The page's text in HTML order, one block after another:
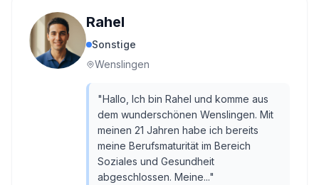
Rahel
Sonstige
Wenslingen
"Hallo, Ich bin Rahel und komme aus
dem wunderschönen Wenslingen. Mit
meinen 21 Jahren habe ich bereits
meine Berufsmaturität im Bereich
Soziales und Gesundheit
abgeschlossen. Meine..."